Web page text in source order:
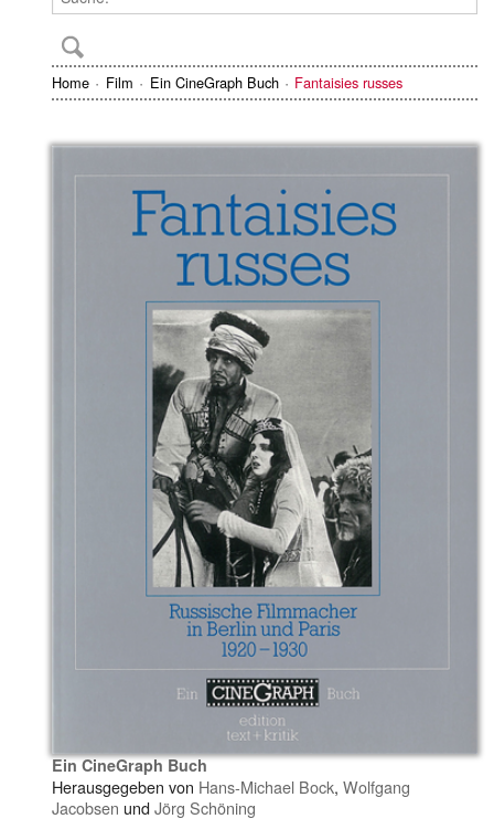
Home Film Ein CineGraph Buch Fantaisies russes
Ein CineGraph Buch
Herausgegeben von Hans-Michael Bock, Wolfgang
Jacobsen undJörg Schöning